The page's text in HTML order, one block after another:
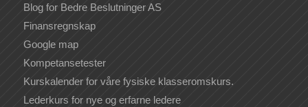
Blog for Bedre Beslutninger AS
Finansregnskap
Google map
Kompetansetester
Kurskalender for våre fysiske klasseromskurs.
Lederkurs for nye og erfarne ledere